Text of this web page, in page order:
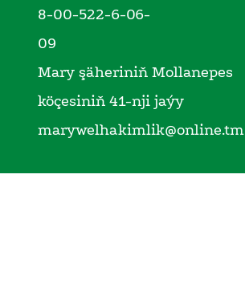
8-00-522-6-06-
09
Mary şäheriniň Mollanepes
köçesiniň 41-nji jaýy
marywelhakimlik@online.tm